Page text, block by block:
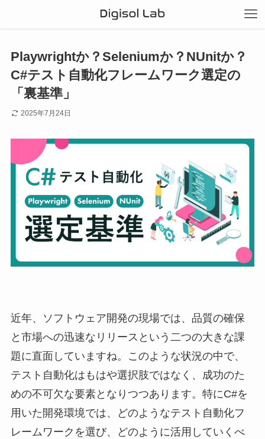
Playwrightか？Seleniumか？NUnitか？
C#テスト自動化フレームワーク選定の
「裏基準」
2025年7月24日
近年、ソフトウェア開発の現場では、品質の確保
と市場への迅速なリリースという二つの大きな課
題に直面していますね。このような状況の中で、
テスト自動化はもはや選択肢ではなく、成功のた
めの不可欠な要素となりつつあります。特にC#を
用いた開発環境では、どのようなテスト自動化フ
レームワークを選び、どのように活用していくべ